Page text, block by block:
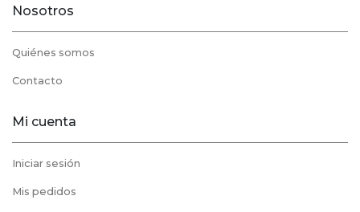
Nosotros
Quiénes somos
Contacto
Mi cuenta
Iniciar sesión
Mis pedidos